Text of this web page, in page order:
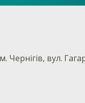
Чернігів, вул.